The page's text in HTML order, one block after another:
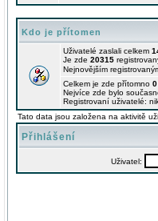
Kdo je přítomen
Uživatelé zaslali celkem
Je zde 20315
Nejnovějším
Celkem je zde přítomno 0
Nejvíce zde bylo
Registrovaní uživatelé:
Tato data jsou založena na aktivitě
Přihlášení
Uživatel: